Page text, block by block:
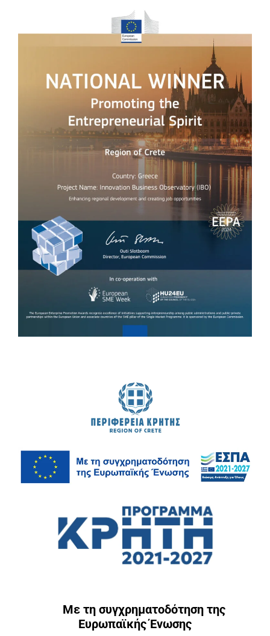
Με τη συγχρηματοδότηση της
Ευρωπαϊκής Ένωσης